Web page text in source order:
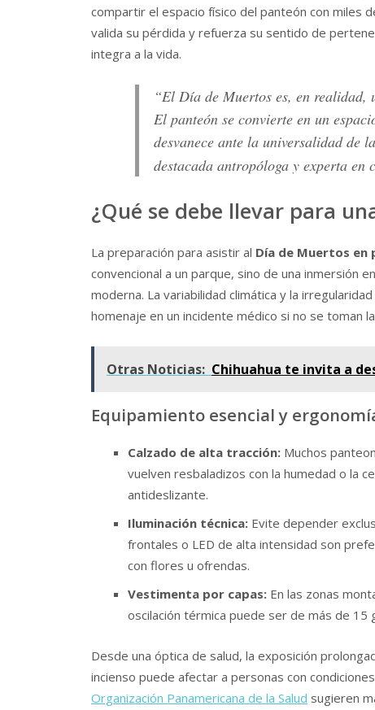
compartir el espacio físico del panteón con miles
valida su pérdida y refuerza su sentido de
integra a la vida.
“El Día de Muertos es, en realidad,
El panteón se convierte en un
desvanece ante la universalidad de
destacada antropóloga y experta
¿Qué se debe llevar para
La preparación para asistir al Día de Muertos en
convencional a un parque, sino de una inmersión
moderna. La variabilidad climática y la
homenaje en un incidente médico si no se toman
Otras Noticias: Chihuahua te invita a
Equipamiento esencial y
Calzado de alta tracción: Muchos
vuelven resbaladizos con la humedad o la
antideslizante.
Iluminación técnica: Evite depender
frontales o LED de alta intensidad son
con flores u ofrendas.
Vestimenta por capas: En las zonas
oscilación térmica puede ser de más de
Desde una óptica de salud, la exposición
incienso puede afectar a personas con
Organización Panamericana de la Salud sugieren